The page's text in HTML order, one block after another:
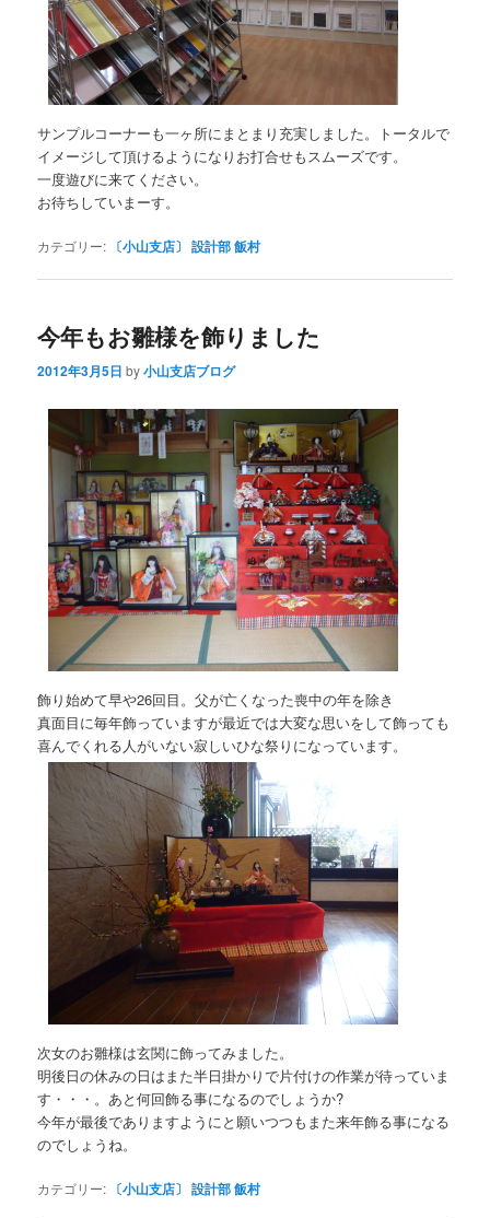
サンプルコーナーも一ヶ所にまとまり充実しました。トータルで
イメージして頂けるようになりお打合せもスムーズです。
一度遊びに来てください。
お待ちしていまーす。
カテゴリー: 〔小山支店〕 設計部 飯村
今年もお雛様を飾りました
2012年3月5日 by小山支店ブログ
飾り始めて早や26回目。父が亡くなった喪中の年を除き
真面目に毎年飾っていますが最近では大変な思いをして飾っても
喜んでくれる人がいない寂しいひな祭りになっています。
次女のお雛様は玄関に飾ってみました。
明後日の休みの日はまた半日掛かりで片付けの作業が待っていま
す・・・。あと何回飾る事になるのでしょうか?
今年が最後でありますようにと願いつつもまた来年飾る事になる
のでしょうね。
カテゴリー: 〔小山支店〕 設計部 飯村